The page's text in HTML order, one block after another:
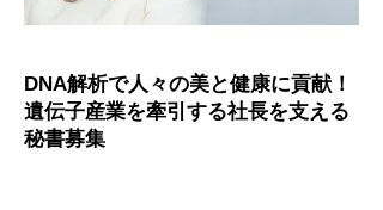
DNA解析で人々の美と健康に貢献！
遺伝子産業を牽引する社長を支える
秘書募集